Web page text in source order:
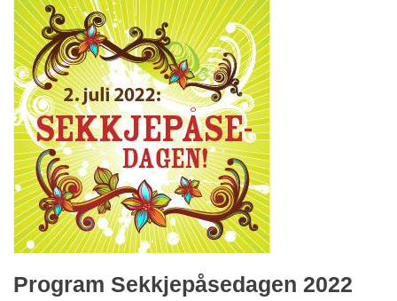
Program Sekkjepåsedagen 2022